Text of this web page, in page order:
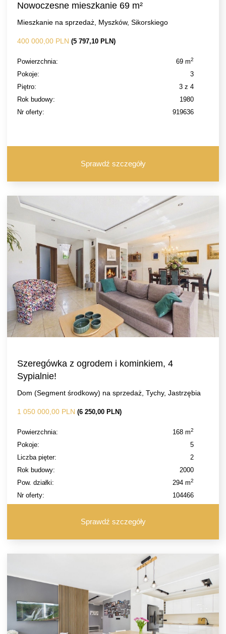
Nowoczesne mieszkanie 69 m²
Mieszkanie na sprzedaż, Myszków, Sikorskiego
400 000,00 PLN (5 797,10 PLN)
Powierzchnia: 69 m2
Pokoje:
3
Piętro:
3 z 4
Rok budowy:
1980
Nr oferty:
919636
Sprawdź szczegóły
Szeregówka z ogrodem i kominkiem, 4
Sypialnie!
Dom (Segment środkowy) na sprzedaż, Tychy, Jastrzębia
1 050 000,00 PLN (6 250,00 PLN)
Powierzchnia: 168 m2
Pokoje:
5
Liczba pięter:
2
Rok budowy:
2000
Pow. działki:
294 m2
Nr oferty: 104466
Sprawdź szczegóły